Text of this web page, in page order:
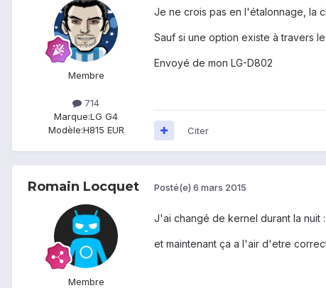
Membre
714
Marque:LG G4
Modèle:H815 EUR
Je ne crois pas en l'étalonnage, la
Sauf si une option existe à travers
Envoyé de mon LG-D802
Citer
Romain Locquet
Membre
Posté(e) 6 mars 2015
J'ai changé de kernel durant la nuit
et maintenant ça a l'air d'etre